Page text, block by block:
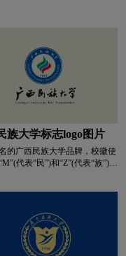
设计
窗logo设计
设计
奶logo设计
丰富的视觉印象，体现
天地相通、文脉相连、
智慧普照生命。标志整
，节奏生动，便于今后
族大学标志logo图片
的广西民族大学品牌，校徽使
代表“民”)和“Z”(代表“族”)构
字样，代表学校建校时间。三条
焰与“1952”结合起来，象征着
大学老、中、青三代教育工作
年学校创办之初，就承前启